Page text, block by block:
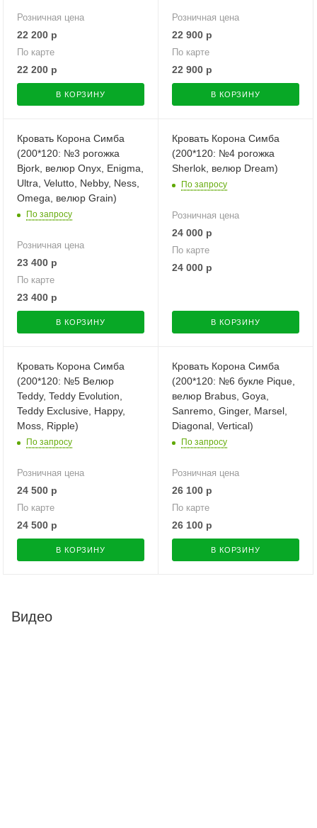
Розничная цена
22 200 р
По карте
22 200 р
В КОРЗИНУ
Розничная цена
22 900 р
По карте
22 900 р
В КОРЗИНУ
Кровать Корона Симба
(200*120: №3 рогожка
Bjork, велюр Onyx, Enigma,
Ultra, Velutto, Nebby, Ness,
Omega, велюр Grain)
По запросу
Розничная цена
23 400 р
По карте
23 400 р
В КОРЗИНУ
Кровать Корона Симба
(200*120: №4 рогожка
Sherlok, велюр Dream)
По запросу
Розничная цена
24 000 р
По карте
24 000 р
В КОРЗИНУ
Кровать Корона Симба
(200*120: №5 Велюр
Teddy, Teddy Evolution,
Teddy Exclusive, Happy,
Moss, Ripple)
По запросу
Розничная цена
24 500 р
По карте
24 500 р
В КОРЗИНУ
Кровать Корона Симба
(200*120: №6 букле Pique,
велюр Brabus, Goya,
Sanremo, Ginger, Marsel,
Diagonal, Vertical)
По запросу
Розничная цена
26 100 р
По карте
26 100 р
В КОРЗИНУ
Видео